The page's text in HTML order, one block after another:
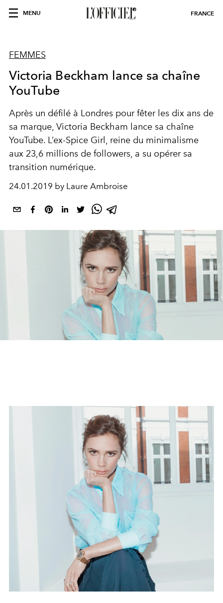
MENU FRANCE
FEMMES
Victoria Beckham lance sa chaîne
YouTube
Après un défilé à Londres pour fêter les dix ans de
sa marque, Victoria Beckham lance sa chaîne
YouTube. L’ex-Spice Girl, reine du minimalisme
aux 23,6 millions de followers, a su opérer sa
transition numérique.
24.01.2019 by Laure Ambroise